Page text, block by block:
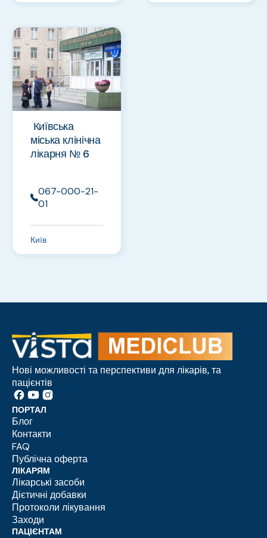
Київська
міська клінічна
лікарня № 6
067-000-21-
01
Київ
Нові можливості та перспективи для лікарів, та
пацієнтів
ПОРТАЛ
Блог
Контакти
FAQ
Публічна оферта
ЛІКАРЯМ
Лікарські засоби
Дієтичні добавки
Протоколи лікування
Заходи
ПАЦІЄНТАМ